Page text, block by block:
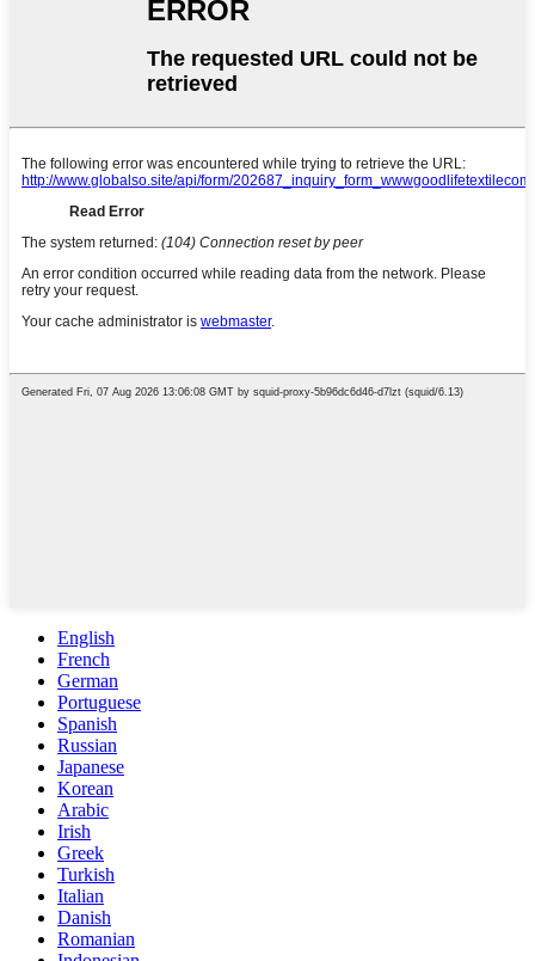
English
French
German
Portuguese
Spanish
Russian
Japanese
Korean
Arabic
Irish
Greek
Turkish
Italian
Danish
Romanian